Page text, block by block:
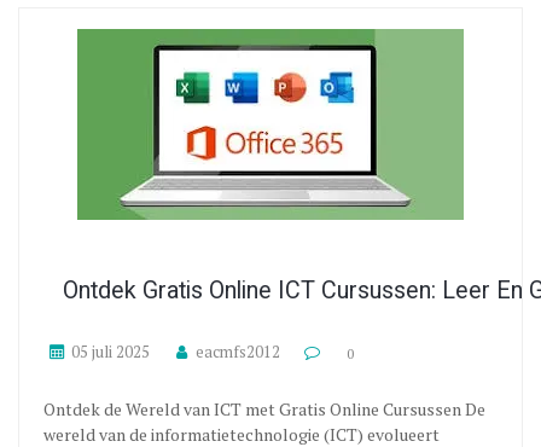
Ontdek Gratis Online ICT Cursussen: Leer En
05 juli 2025 eacmfs2012 0
Ontdek de Wereld van ICT met Gratis Online Cursussen De
wereld van de informatietechnologie (ICT) evolueert